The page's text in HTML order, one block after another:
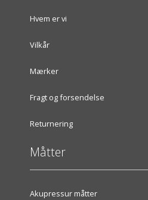
Hvem er vi
Vilkår
Mærker
Fragt og forsendelse
Returnering
Måtter
Akupressur måtter